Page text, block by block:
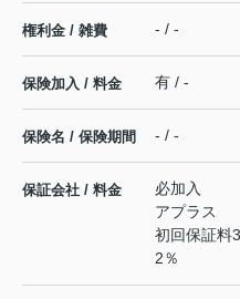
権利金 / 雑費 - / -
保険加入 / 料金 有 / -
保険名 / 保険期間 - / -
保証会社 / 料金
必加入
アプラス
初回保証料
2％